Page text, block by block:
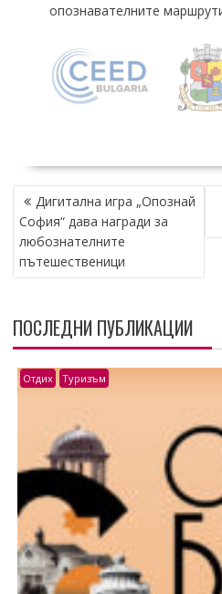
опознавателните
НАВИГАЦИЯ
Дигитална игра „Опознай
София“ дава награди за
любознателните
пътешественици
ПОСЛЕДНИ ПУБЛИКАЦИИ
Отдих Туризъм